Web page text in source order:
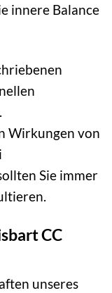
innere Balance
Wirkungen von
Sie immer
CC
unseres